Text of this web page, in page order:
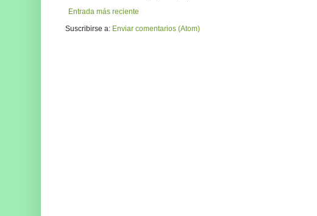
Entrada más reciente
Suscribirse a: Enviar comentarios (Atom)